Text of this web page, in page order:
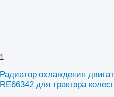
1
Радиатор охлаждения
RE66342 для трактора